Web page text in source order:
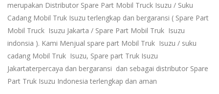
merupakan Distributor Spare Part Mobil Truck Isuzu / Suku
Cadang Mobil Truk Isuzu terlengkap dan bergaransi ( Spare Part
Mobil Truck Isuzu Jakarta / Spare Part Mobil Truk Isuzu
indonsia ). Kami Menjual spare part Mobil Truk Isuzu / suku
cadang Mobil Truk Isuzu, Spare part Truk Isuzu
Jakartaterpercaya dan bergaransi dan sebagai distributor Spare
Part Truk Isuzu Indonesia terlengkap dan aman